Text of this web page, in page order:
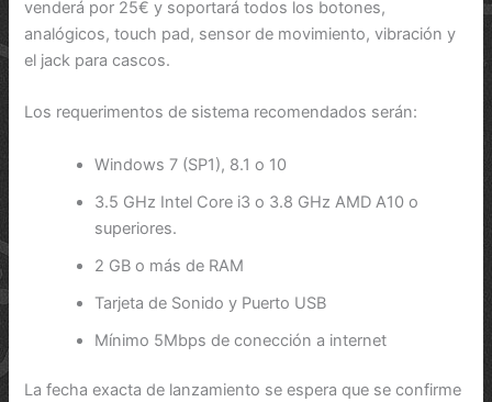
venderá por 25€ y soportará todos los botones,
analógicos, touch pad, sensor de movimiento, vibración y
el jack para cascos.
Los requerimentos de sistema recomendados serán:
Windows 7 (SP1), 8.1 o 10
3.5 GHz Intel Core i3 o 3.8 GHz AMD A10 o
superiores.
2 GB o más de RAM
Tarjeta de Sonido y Puerto USB
Mínimo 5Mbps de conección a internet
La fecha exacta de lanzamiento se espera que se confirme